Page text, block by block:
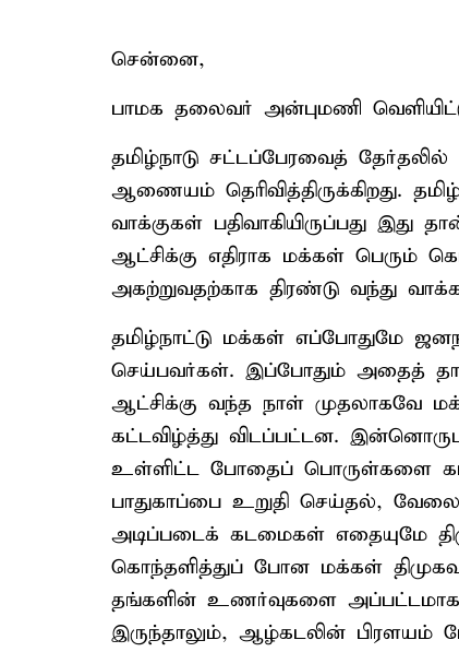
சென்னை,
பாமக தலைவர் அன்புமணி
தமிழ்நாடு சட்டப்பேரவைத் தேர்தலில்
ஆணையம் தெரிவித்திருக்கிறது.
வாக்குகள் பதிவாகியிருப்பது இது
ஆட்சிக்கு எதிராக மக்கள் பெரும்
அகற்றுவதற்காக திரண்டு வந்து
தமிழ்நாட்டு மக்கள் எப்போதுமே
செய்பவர்கள். இப்போதும் அதைத் தான்
ஆட்சிக்கு வந்த நாள் முதலாகவே
கட்டவிழ்த்து விடப்பட்டன.
உள்ளிட்ட போதைப் பொருள்களை
பாதுகாப்பை உறுதி செய்தல்,
அடிப்படைக் கடமைகள் எதையுமே
கொந்தளித்துப் போன மக்கள்
தங்களின் உணர்வுகளை அப்பட்டமாக
இருந்தாலும், ஆழ்கடலின் பிரளயம்